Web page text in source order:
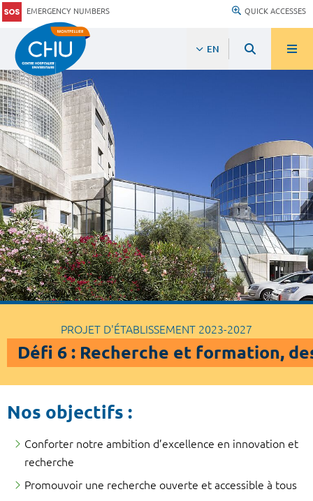
EMERGENCY NUMBERS QUICK ACCESSES
EN
PROJET D'ÉTABLISSEMENT 2023-2027
Défi 6 : Recherche et formation,
Nos objectifs :
Conforter notre ambition d’excellence en innovation et
recherche
Promouvoir une recherche ouverte et accessible à tous